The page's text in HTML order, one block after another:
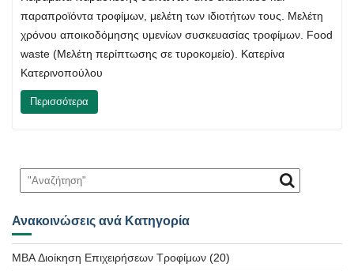
παραπροϊόντα τροφίμων, μελέτη των ιδιοτήτων τους. Μελέτη
χρόνου αποικοδόμησης υμενίων συσκευασίας τροφίμων. Food
waste (Μελέτη περίπτωσης σε τυροκομείο). Κατερίνα
Κατερινοπούλου
Περισσότερα
Ανακοινώσεις ανά Κατηγορία
MBA Διοίκηση Επιχειρήσεων Τροφίμων (20)